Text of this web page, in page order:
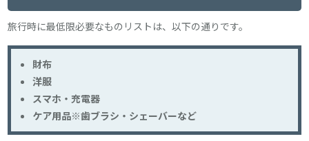
旅行時に最低限必要なものリストは、以下の通りです。
財布
洋服
スマホ・充電器
ケア用品※歯ブラシ・シェーバーなど